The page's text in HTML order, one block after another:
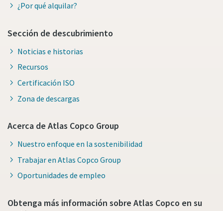
¿Por qué alquilar?
Sección de descubrimiento
Noticias e historias
Recursos
Certificación ISO
Zona de descargas
Acerca de Atlas Copco Group
Nuestro enfoque en la sostenibilidad
Trabajar en Atlas Copco Group
Oportunidades de empleo
Obtenga más información sobre Atlas Copco en su